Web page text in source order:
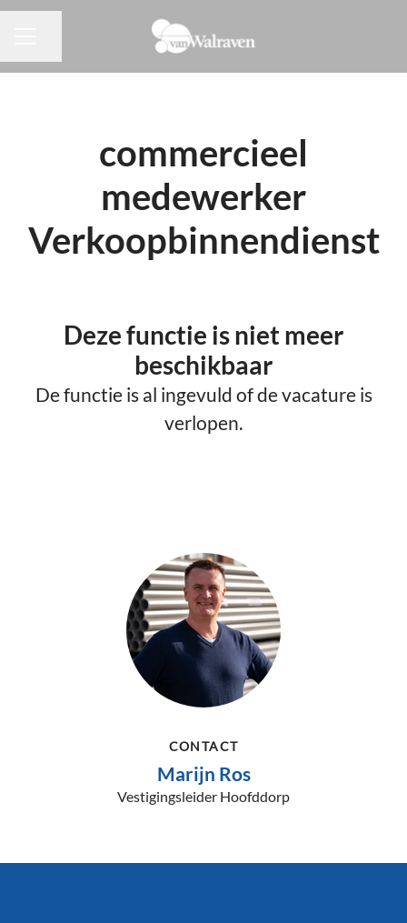
commercieel
medewerker
Verkoopbinnendienst
Deze functie is niet meer
beschikbaar
De functie is al ingevuld of de vacature is
verlopen.
CONTACT
Marijn Ros
Vestigingsleider Hoofddorp